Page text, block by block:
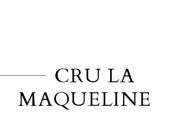
CRU LA
MAQUELINE